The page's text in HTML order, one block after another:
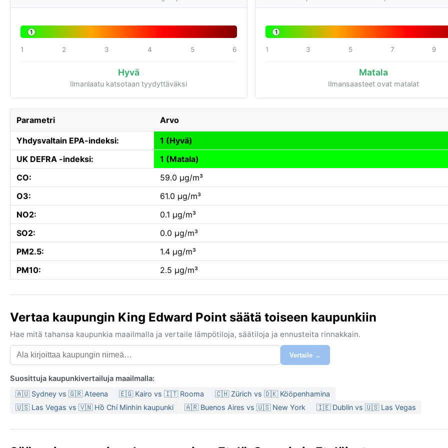
1
1 2 3 4 5 6
Hyvä
Ilmanlaatu katsotaan tyydyttäväksi
1
1 3 5 7 9
Matala
Ilmansaasteet ovat matalat
Parametri Arvo
Yhdysvaltain EPA-indeksi:
1 (Hyvä)
UK DEFRA -indeksi:
1 (Matala)
CO:
59.0 µg/m³
O3:
61.0 µg/m³
NO2:
0.1 µg/m³
SO2:
0.0 µg/m³
PM2.5:
1.4 µg/m³
PM10:
2.5 µg/m³
Vertaa kaupungin King Edward Point säätä toiseen kaupunkiin
Hae mitä tahansa kaupunkia maailmalla ja vertaile lämpötiloja, säätiloja ja ennusteita rinnakkain.
Vertaile →
Suosittuja kaupunkivertailuja maailmalla:
🇦🇺 Sydney vs 🇬🇷 Ateena 🇪🇬 Kairo vs 🇮🇹 Rooma
🇨🇭 Zürich vs 🇩🇰 Kööpenhamina
🇺🇸 Las Vegas vs 🇻🇳 Hồ Chí Minhin kaupunki
🇦🇷 Buenos Aires vs 🇺🇸 New York 🇮🇪 Dublin vs 🇺🇸 Las Vegas